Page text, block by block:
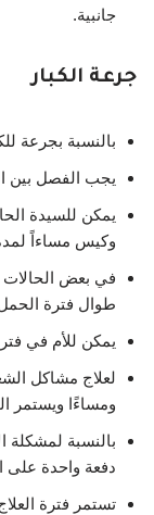
جانبية.
جرعة الكبار
بالنسبة بجرعة
يجب الفصل بين
يمكن للسيدة
وكيس مساءاً
في بعض
طوال فترة
يمكن للأم في
لعلاج مشاكل
ومساءًا ويستمر
بالنسبة لمشكلة
دفعة واحدة على
تستمر فترة